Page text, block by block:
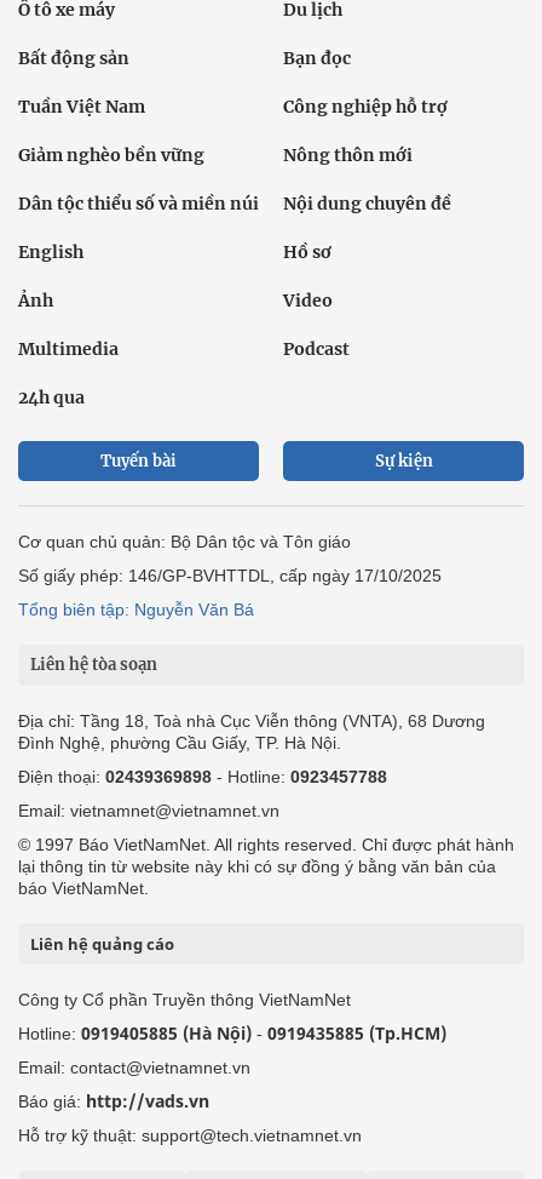
Ô tô xe máy Du lịch
Bất động sản Bạn đọc
Tuần Việt Nam Công nghiệp hỗ trợ
Giảm nghèo bền vững Nông thôn mới
Dân tộc thiểu số và miền núi Nội dung chuyên đề
English Hồ sơ
Ảnh Video
Multimedia Podcast
24h qua
Tuyến bài Sự kiện
Cơ quan chủ quản: Bộ Dân tộc và Tôn giáo
Số giấy phép: 146/GP-BVHTTDL, cấp ngày 17/10/2025
Tổng biên tập: Nguyễn Văn Bá
Liên hệ tòa soạn
Địa chỉ: Tầng 18, Toà nhà Cục Viễn thông (VNTA), 68 Dương
Đình Nghệ, phường Cầu Giấy, TP. Hà Nội.
Điện thoại: 02439369898 - Hotline: 0923457788
Email: vietnamnet@vietnamnet.vn
© 1997 Báo VietNamNet. All rights reserved. Chỉ được phát hành
lại thông tin từ website này khi có sự đồng ý bằng văn bản của
báo VietNamNet.
Liên hệ quảng cáo
Công ty Cổ phần Truyền thông VietNamNet
Hotline: 0919405885 (Hà Nội) - 0919435885 (Tp.HCM)
Email: contact@vietnamnet.vn
Báo giá: http://vads.vn
Hỗ trợ kỹ thuật: support@tech.vietnamnet.vn